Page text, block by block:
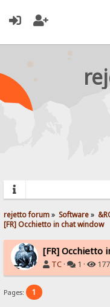
rejetto forum» Software»
[FR] Occhietto in chat window
[FR] Occhietto
TC · 1 ·
Pages: 1